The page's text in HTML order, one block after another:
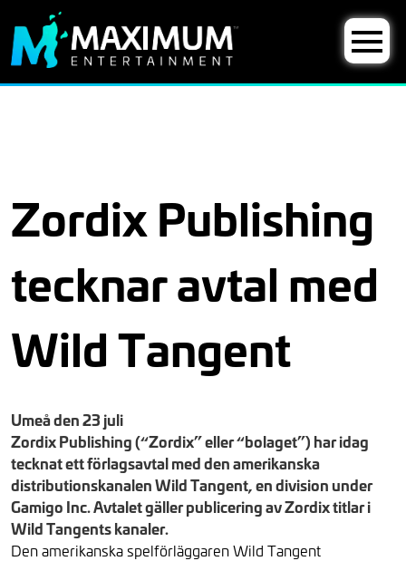
Zordix Publishing
tecknar avtal med
Wild Tangent
Umeå den 23 juli
Zordix Publishing (“Zordix” eller “bolaget”) har idag
tecknat ett förlagsavtal med den amerikanska
distributionskanalen Wild Tangent, en division under
Gamigo Inc. Avtalet gäller publicering av Zordix titlar i
Wild Tangents kanaler.
Den amerikanska spelförläggaren Wild Tangent